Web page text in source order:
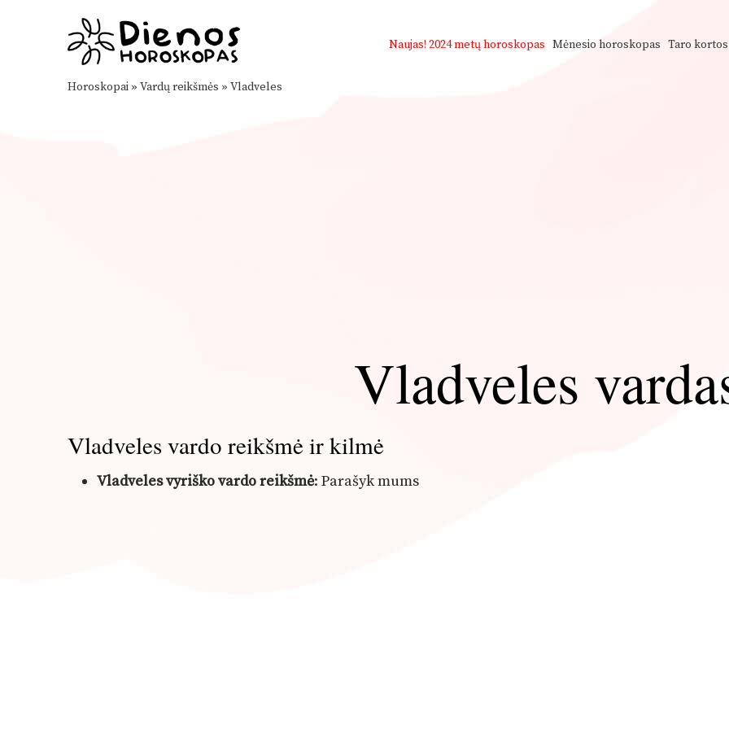
Naujas! 2024 metų horoskopas Mėnesio horoskopas Taro kortos
Horoskopai » Vardų reikšmės » Vladveles
Vladveles
Vladveles vardo reikšmė ir kilmė
Vladveles vyriško vardo reikšmė: Parašyk mums